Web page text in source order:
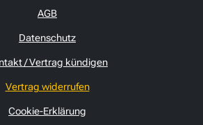
AGB
Datenschutz
/ Vertrag kündigen
Vertrag widerrufen
Cookie-Erklärung